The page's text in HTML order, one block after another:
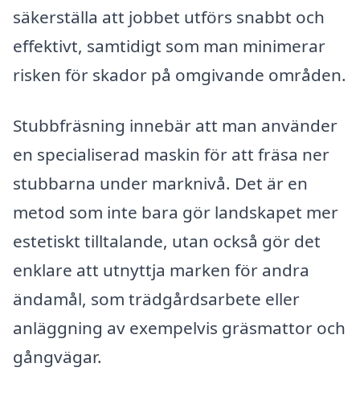
säkerställa att jobbet utförs snabbt och
effektivt, samtidigt som man minimerar
risken för skador på omgivande områden.
Stubbfräsning innebär att man använder
en specialiserad maskin för att fräsa ner
stubbarna under marknivå. Det är en
metod som inte bara gör landskapet mer
estetiskt tilltalande, utan också gör det
enklare att utnyttja marken för andra
ändamål, som trädgårdsarbete eller
anläggning av exempelvis gräsmattor och
gångvägar.